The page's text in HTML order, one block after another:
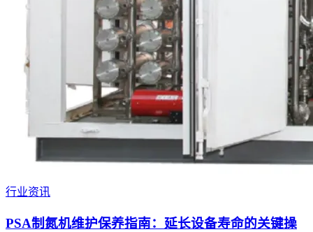
行业资讯
PSA制氮机维护保养指南：延长设备寿命的关键操